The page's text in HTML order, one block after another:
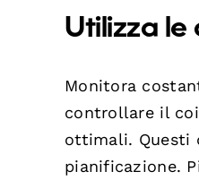
Utilizza
Monitora
controllare il
ottimali. Questi
pianificazione.